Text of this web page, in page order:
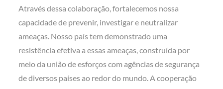
Através dessa colaboração, fortalecemos nossa
capacidade de prevenir, investigar e neutralizar
ameaças. Nosso país tem demonstrado uma
resistência efetiva a essas ameaças, construída por
meio da união de esforços com agências de segurança
de diversos países ao redor do mundo. A cooperação